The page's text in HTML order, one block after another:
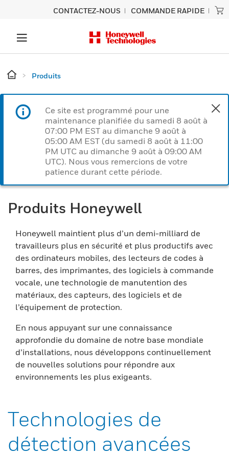
CONTACTEZ-NOUS COMMANDE RAPIDE
Produits
Ce site est programmé pour une
maintenance planifiée du samedi 8 août à
07:00 PM EST au dimanche 9 août à
05:00 AM EST (du samedi 8 août à 11:00
PM UTC au dimanche 9 août à 09:00 AM
UTC). Nous vous remercions de votre
patience durant cette période.
Produits Honeywell
Honeywell maintient plus d’un demi-milliard de
travailleurs plus en sécurité et plus productifs avec
des ordinateurs mobiles, des lecteurs de codes à
barres, des imprimantes, des logiciels à commande
vocale, une technologie de manutention des
matériaux, des capteurs, des logiciels et de
l’équipement de protection.
En nous appuyant sur une connaissance
approfondie du domaine de notre base mondiale
d’installations, nous développons continuellement
de nouvelles solutions pour répondre aux
environnements les plus exigeants.
Technologies de
détection avancées